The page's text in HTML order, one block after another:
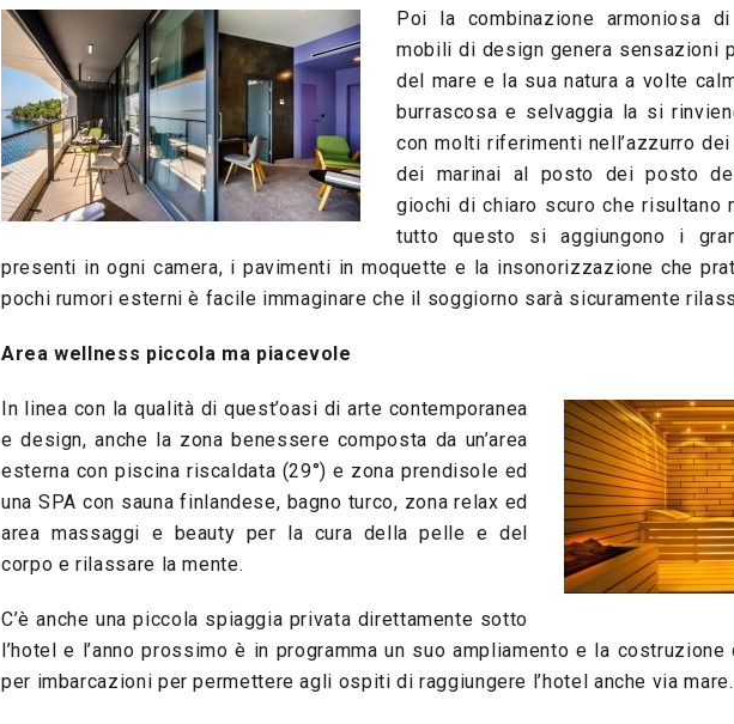
Poi la combinazione armoniosa
mobili di design genera sensazioni
del mare e la sua natura a volte
burrascosa e selvaggia la si
con molti riferimenti nell’azzurro
dei marinai al posto dei posto
giochi di chiaro scuro che risultano
tutto questo si aggiungono i
presenti in ogni camera, i pavimenti in moquette e la insonorizzazione che
pochi rumori esterni è facile immaginare che il soggiorno sarà sicuramente
Area wellness piccola ma piacevole
In linea con la qualità di quest’oasi di arte contemporanea
e design, anche la zona benessere composta da un’area
esterna con piscina riscaldata (29°) e zona prendisole ed
una SPA con sauna finlandese, bagno turco, zona relax ed
area massaggi e beauty per la cura della pelle e del
corpo e rilassare la mente.
C’è anche una piccola spiaggia privata direttamente sotto
l’hotel e l’anno prossimo è in programma un suo ampliamento e la costruzione
per imbarcazioni per permettere agli ospiti di raggiungere l’hotel anche via mare.